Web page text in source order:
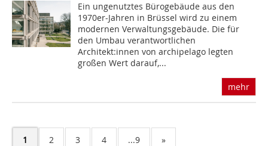
Ein ungenutztes Bürogebäude aus den
1970er-Jahren in Brüssel wird zu einem
modernen Verwaltungsgebäude. Die für
den Umbau verantwortlichen
Architekt:innen von archipelago legten
großen Wert darauf,...
mehr
1 2 3 4 ...9 »